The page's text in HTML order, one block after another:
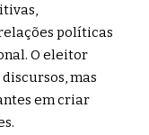
políticas
O eleitor
mas
em criar